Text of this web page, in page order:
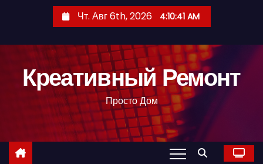
с
Чт. Авг 6th, 2026 4:10:42 AM
Креативный Ремонт
Просто Дом